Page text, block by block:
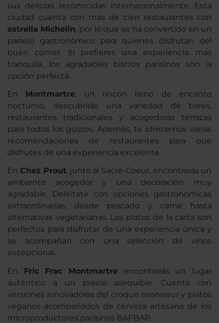
sus delicias reconocidas internacionalmente. Esta
ciudad cuenta con más de cien restaurantes con
estrella Michelin, por lo que se ha convertido en un
paraíso gastronómico para quienes disfrutan del
buen comer. Si prefieres una experiencia más
tranquila, los agradables bistrós parisinos son la
opción perfecta.
En Montmartre, un rincón lleno de encanto
nocturno, descubrirás una variedad de bares,
restaurantes tradicionales y acogedoras terrazas
para todos los gustos. Además, te ofrecemos varias
recomendaciones de restaurantes para que
disfrutes de una experiencia excelente.
En Chez Prout, junto al Sacré-Coeur, encontrarás un
ambiente acogedor y una decoración muy
agradable. Deléitate con opciones gastronómicas
extraordinarias, desde pescado y carne hasta
alternativas vegetarianas. Los platos de la carta son
perfectos para disfrutar de una experiencia única y
se acompañan con una selección de vinos
excepcional.
En Fric Frac Montmartre encontrarás un lugar
auténtico a un precio asequible. Cuenta con
versiones innovadoras del croque monsieur y platos
veganos acompañados de cerveza artesana de los
microproductores parisinos BAPBAP.